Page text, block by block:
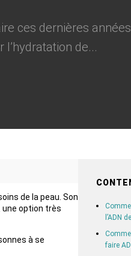
ces dernières
de...
de la peau. Son
une option très
à se
l’ADN
faire